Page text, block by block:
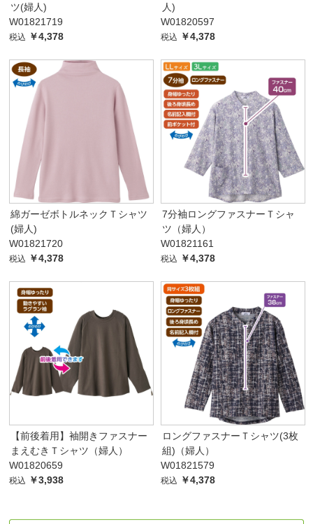
ツ(婦人)
W01821719
税込 ￥4,378
人)
W01820597
税込 ￥4,378
綿ガーゼボトルネックＴシャツ
(婦人)
W01821720
税込 ￥4,378
7分袖ロングファスナーＴシャ
ツ（婦人）
W01821161
税込 ￥4,378
【前後着用】袖開きファスナー
まえむきＴシャツ（婦人）
W01820659
税込 ￥3,938
ロングファスナーＴシャツ(3枚
組)（婦人）
W01821579
税込 ￥4,378